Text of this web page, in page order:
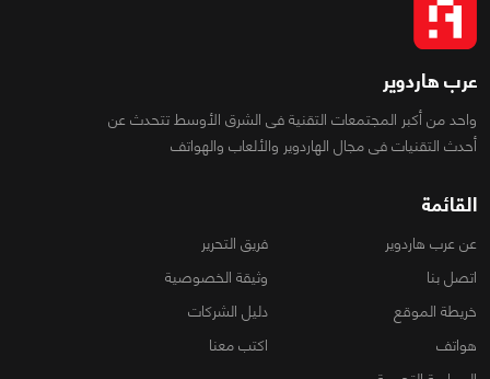
عرب هاردوير
واحد من أكبر المجتمعات التقنية فى الشرق الأوسط تتحدث عن
أحدث التقنيات فى مجال الهاردوير والألعاب والهواتف
القائمة
عن عرب هاردوير
فريق التحرير
اتصل بنا
وثيقة الخصوصية
خريطة الموقع
دليل الشركات
هواتف
اكتب معنا